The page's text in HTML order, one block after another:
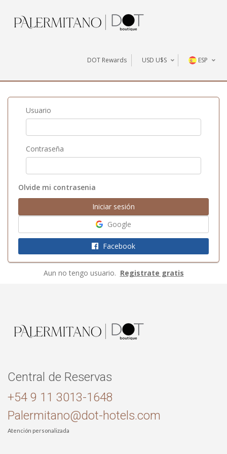
DOT Rewards USD U$S
U$S
AR$
ESP
Usuario
Contraseña
Olvide mi contrasenia
Google
Facebook
Aun no tengo usuario. Registrate gratis
Central de Reservas
+54 9 11 3013-1648
Palermitano@dot-hotels.com
Atención personalizada